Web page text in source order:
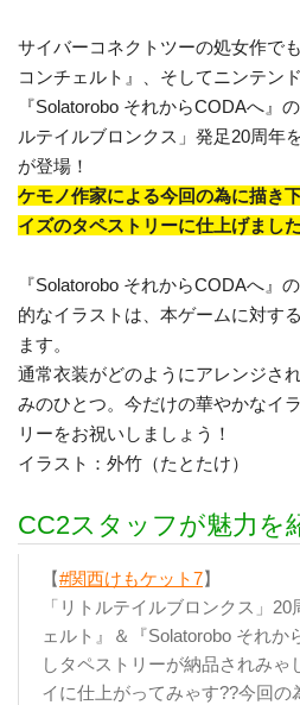
サイバーコネクトツーの処女作で
コンチェルト』、そしてニンテン
『Solatorobo それからCODAへ』
ルテイルブロンクス」発足20周年
が登場！
ケモノ作家による今回の為に描き
イズのタペストリーに仕上げました
『Solatorobo それからCODAへ』
的なイラストは、本ゲームに対す
ます。
通常衣装がどのようにアレンジさ
みのひとつ。今だけの華やかなイ
リーをお祝いしましょう！
イラスト：外竹（たとたけ）
CC2スタッフが魅力を
【#関西けもケット7】
「リトルテイルブロンクス」
ェルト』＆『Solatorobo それか
しタペストリーが納品されみゃ
イに仕上がってみゃす??今回の